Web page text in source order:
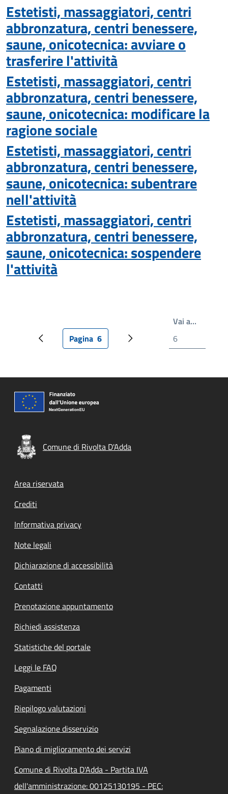
Estetisti, massaggiatori, centri
abbronzatura, centri benessere,
saune, onicotecnica: avviare o
trasferire l'attività
Estetisti, massaggiatori, centri
abbronzatura, centri benessere,
saune, onicotecnica: modificare la
ragione sociale
Estetisti, massaggiatori, centri
abbronzatura, centri benessere,
saune, onicotecnica: subentrare
nell'attività
Estetisti, massaggiatori, centri
abbronzatura, centri benessere,
saune, onicotecnica: sospendere
l'attività
Pagina precedentePagina attuale
Pagina 6 Prossima pagina
Vai a…
Comune di Rivolta D'Adda
Footer menu
Area riservata
Crediti
Informativa privacy
Note legali
Dichiarazione di accessibilità
Contatti
Prenotazione appuntamento
Richiedi assistenza
Statistiche del portale
Leggi le FAQ
Pagamenti
Riepilogo valutazioni
Segnalazione disservizio
Piano di miglioramento dei servizi
Comune di Rivolta D'Adda - Partita IVA
dell'amministrazione: 00125130195 - PEC: